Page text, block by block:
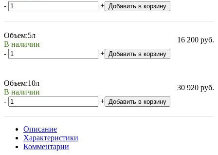
-
+ Добавить в корзину
Объем:5л
В наличии
16 200 руб.
-
+ Добавить в корзину
Объем:10л
В наличии
30 920 руб.
-
+ Добавить в корзину
Описание
Характеристики
Комментарии